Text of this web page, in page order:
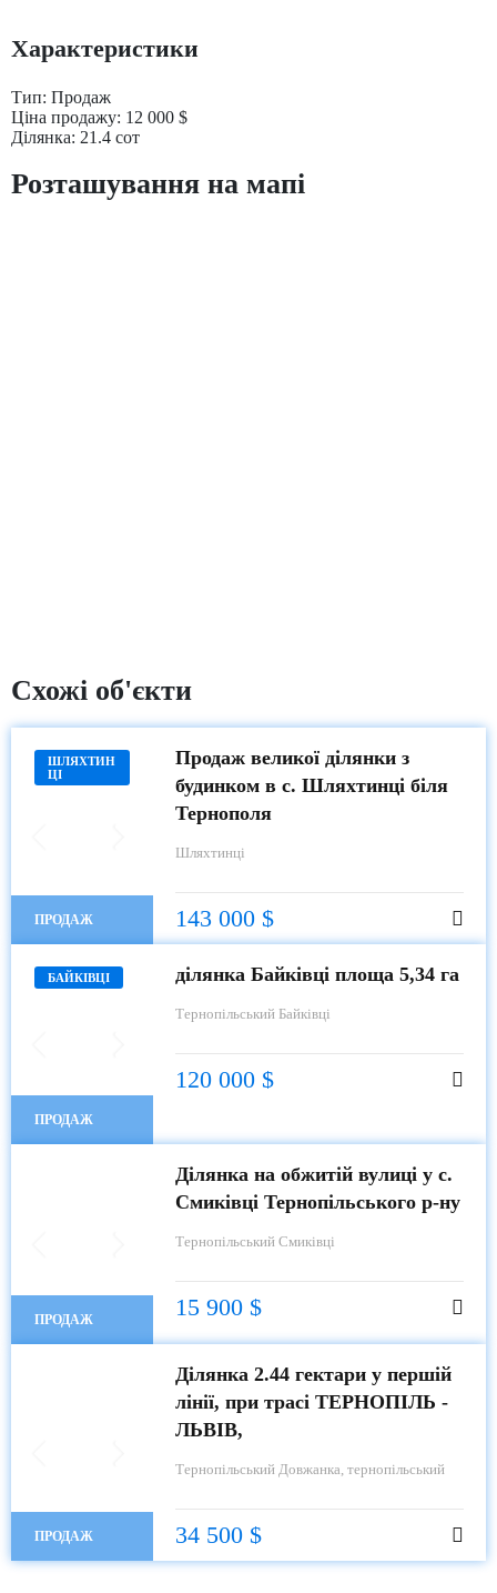
Характеристики
Тип: Продаж
Ціна продажу: 12 000 $
Ділянка: 21.4 сот
Розташування на мапі
Схожі об'єкти
ШЛЯХТИН
ЦІ
ПРОДАЖ
Продаж великої ділянки з
будинком в с. Шляхтинці біля
Тернополя
Шляхтинці
143 000 $
БАЙКІВЦІ
ПРОДАЖ
ділянка Байківці площа 5,34 га
Тернопільський Байківці
120 000 $
ПРОДАЖ
Ділянка на обжитій вулиці у с.
Смиківці Тернопільського р-ну
ТернопільськийСмиківці
15 900 $
ПРОДАЖ
Ділянка 2.44 гектари у першій
лінії, при трасі ТЕРНОПІЛЬ -
ЛЬВІВ,
ТернопільськийДовжанка, тернопільський
34 500 $